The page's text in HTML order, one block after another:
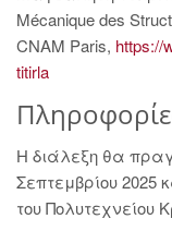
Mécanique des
CNAM Paris, https://
titirla
Η διάλεξη θα
Σεπτεμβρίου 2025
του Πολυτεχνείου